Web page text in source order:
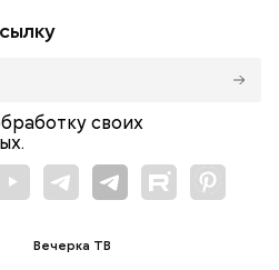
своих
Вечерка ТВ